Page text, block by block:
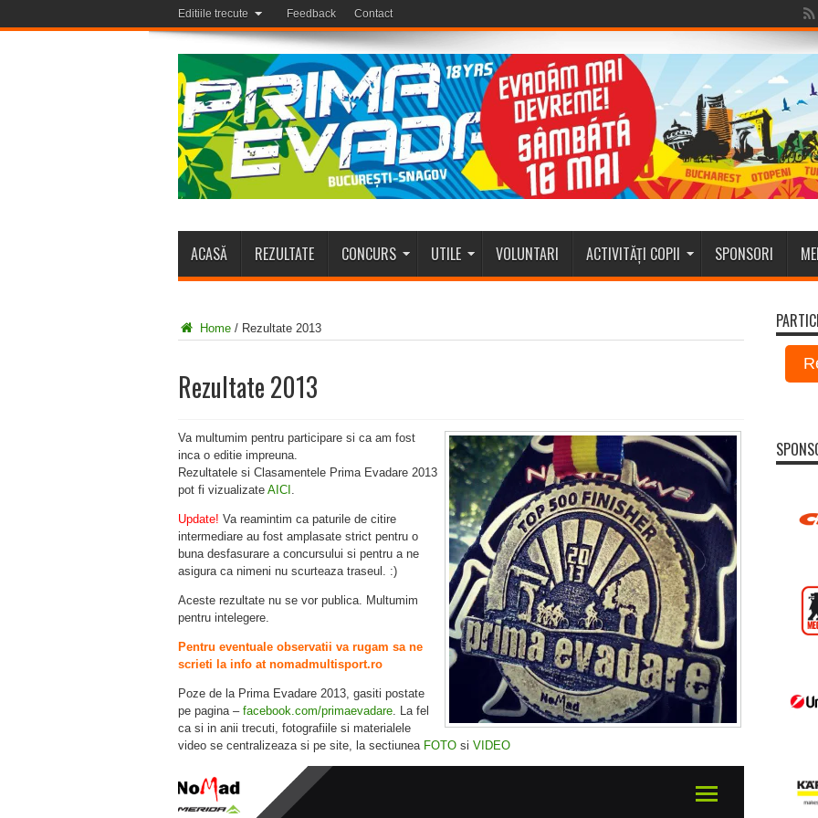
Editiile trecute Feedback Contact
ACASĂ REZULTATE CONCURS UTILE VOLUNTARI ACTIVITĂȚI COPII SPONSORI
Home / Rezultate 2013
Rezultate 2013
Va multumim pentru participare si ca am fost
inca o editie impreuna.
Rezultatele si Clasamentele Prima Evadare 2013
pot fi vizualizateAICI
Update! Va reamintim ca paturile de citire
intermediare au fost amplasate strict pentru o
buna desfasurare a concursului si pentru a ne
asigura ca nimeni nu scurteaza traseul. :)
Aceste rezultate nu se vor publica. Multumim
pentru intelegere.
Pentru eventuale observatii va rugam sa ne
scrieti la info at nomadmultisport.ro
Poze de la Prima Evadare 2013, gasiti postate
pe pagina – facebook.com/primaevadare. La fel
ca si in anii trecuti, fotografiile si materialele
video se centralizeaza si pe site, la sectiunea FOTOsi VIDEO